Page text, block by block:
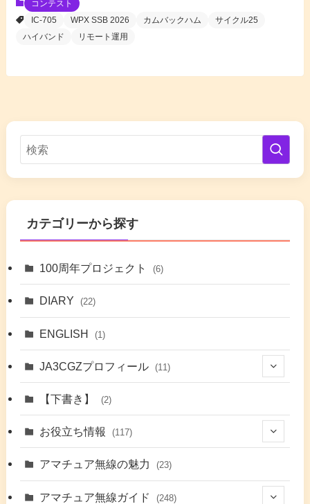
コンテスト
IC-705
WPX SSB 2026 カムバックハム
サイクル25
ハイバンド
リモート運用
カテゴリーから探す
100周年プロジェクト (6)
DIARY (22)
ENGLISH (1)
JA3CGZプロフィール (11)
(7)
【下書き】 (2)
お役立ち情報 (117)
(48)
(9)
アマチュア無線の魅力 (23)
アマチュア無線ガイド (248)